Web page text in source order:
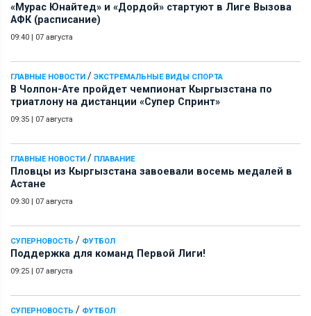
«Мурас Юнайтед» и «Дордой» стартуют в Лиге Вызова
АФК (расписание)
09:40 | 07 августа
ГЛАВНЫЕ НОВОСТИ / ЭКСТРЕМАЛЬНЫЕ ВИДЫ СПОРТА
В Чолпон-Ате пройдет чемпионат Кыргызстана по
триатлону на дистанции «Супер Спринт»
09:35 | 07 августа
ГЛАВНЫЕ НОВОСТИ / ПЛАВАНИЕ
Пловцы из Кыргызстана завоевали восемь медалей в
Астане
09:30 | 07 августа
СУПЕРНОВОСТЬ / ФУТБОЛ
Поддержка для команд Первой Лиги!
09:25 | 07 августа
СУПЕРНОВОСТЬ / ФУТБОЛ